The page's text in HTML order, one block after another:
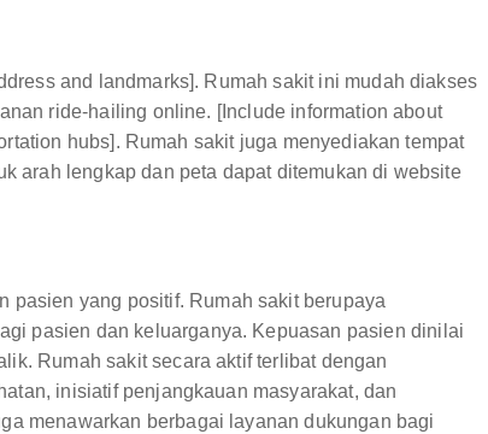
and landmarks]. Rumah sakit ini mudah diakses
ride-hailing online. [Include information about
hubs]. Rumah sakit juga menyediakan tempat
arah lengkap dan peta dapat ditemukan di website
pasien yang positif. Rumah sakit berupaya
pasien dan keluarganya. Kepuasan pasien dinilai
Rumah sakit secara aktif terlibat dengan
inisiatif penjangkauan masyarakat, dan
menawarkan berbagai layanan dukungan bagi